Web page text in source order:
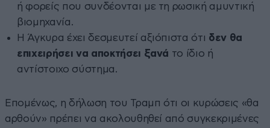
ή φορείς που συνδέονται με τη ρωσική αμυντική
βιομηχανία.
Η Άγκυρα έχει δεσμευτεί αξιόπιστα ότι δεν θα
επιχειρήσει να αποκτήσει ξανά το ίδιο ή
αντίστοιχο σύστημα.
Επομένως, η δήλωση του Τραμπ ότι οι κυρώσεις «θα
αρθούν» πρέπει να ακολουθηθεί από συγκεκριμένες